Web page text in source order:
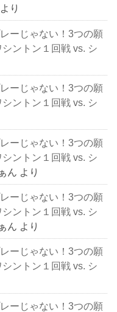
より
ーじゃない！3つの願
ントン１回戦 vs. シ
ーじゃない！3つの願
ントン１回戦 vs. シ
ーじゃない！3つの願
ントン１回戦 vs. シ
ん より
ーじゃない！3つの願
ントン１回戦 vs. シ
ん より
ーじゃない！3つの願
ントン１回戦 vs. シ
ーじゃない！3つの願